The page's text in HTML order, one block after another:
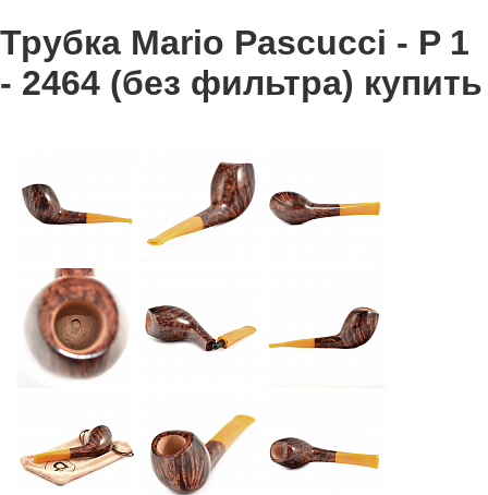
Трубка Mario Pascucci - P 1
- 2464 (без фильтра) купить